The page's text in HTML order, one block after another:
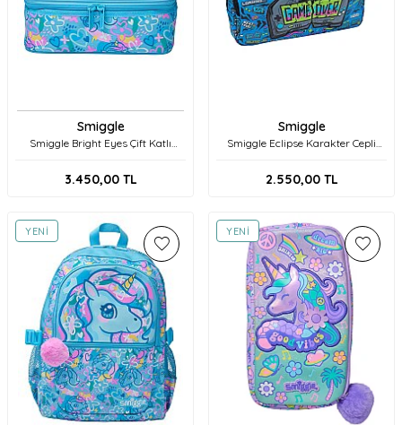
Smiggle
Smiggle Bright Eyes Çift Katlı
3.450,00TL
Smiggle
Smiggle Eclipse Karakter Cepli
Lacivert
2.550,00TL
YENI YENI